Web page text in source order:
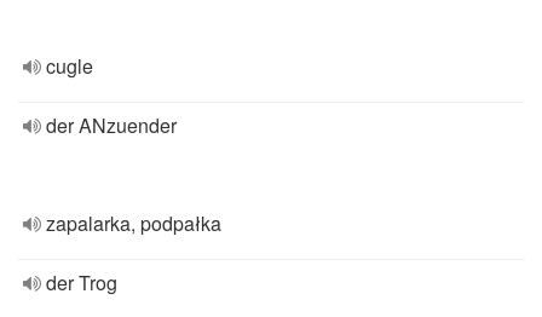
cugle
der ANzuender
zapalarka, podpałka
der Trog